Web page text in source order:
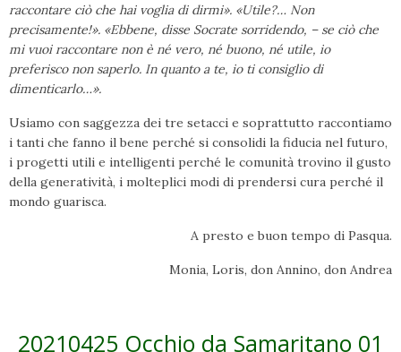
raccontare ciò che hai voglia di dirmi». «Utile?… Non
precisamente!». «Ebbene, disse Socrate sorridendo, – se ciò che
mi vuoi raccontare non è né vero, né buono, né utile, io
preferisco non saperlo. In quanto a te, io ti consiglio di
dimenticarlo…».
Usiamo con saggezza dei tre setacci e soprattutto raccontiamo
i tanti che fanno il bene perché si consolidi la fiducia nel futuro,
i progetti utili e intelligenti perché le comunità trovino il gusto
della generatività, i molteplici modi di prendersi cura perché il
mondo guarisca.
A presto e buon tempo di Pasqua.
Monia, Loris, don Annino, don Andrea
20210425 Occhio da Samaritano 01